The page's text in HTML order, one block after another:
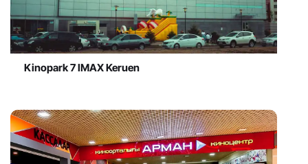
Kinopark 7 IMAX Keruen